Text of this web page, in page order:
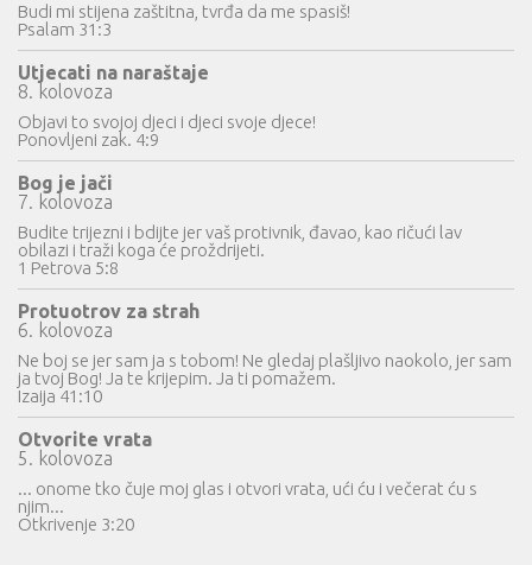
Budi mi stijena zaštitna, tvrđa da me spasiš!
Psalam 31:3
Utjecati na naraštaje
8. kolovoza
Objavi to svojoj djeci i djeci svoje djece!
Ponovljeni zak. 4:9
Bog je jači
7. kolovoza
Budite trijezni i bdijte jer vaš protivnik, đavao, kao ričući lav
obilazi i traži koga će proždrijeti.
1 Petrova 5:8
Protuotrov za strah
6. kolovoza
Ne boj se jer sam ja s tobom! Ne gledaj plašljivo naokolo, jer sam
ja tvoj Bog! Ja te krijepim. Ja ti pomažem.
Izaija 41:10
Otvorite vrata
5. kolovoza
... onome tko čuje moj glas i otvori vrata, ući ću i večerat ću s
njim...
Otkrivenje 3:20